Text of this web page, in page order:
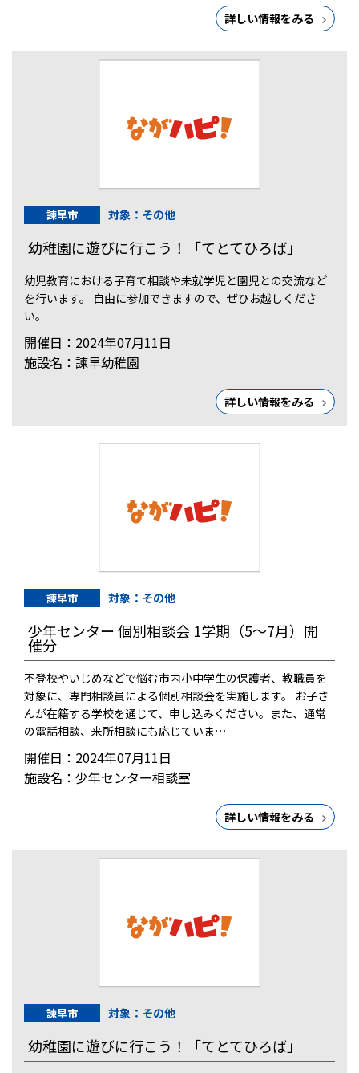
詳しい情報をみる
諫早市 対象：その他
幼稚園に遊びに行こう！「てとてひろば」
幼児教育における子育て相談や未就学児と園児との交流など
を行います。 自由に参加できますので、ぜひお越しくださ
い。
開催日：2024年07月11日
施設名：諫早幼稚園
詳しい情報をみる
諫早市 対象：その他
少年センター 個別相談会 1学期（5～7月）開
催分
不登校やいじめなどで悩む市内小中学生の保護者、教職員を
対象に、専門相談員による個別相談会を実施します。 お子さ
んが在籍する学校を通じて、申し込みください。また、通常
の電話相談、来所相談にも応じていま…
開催日：2024年07月11日
施設名：少年センター相談室
詳しい情報をみる
諫早市 対象：その他
幼稚園に遊びに行こう！「てとてひろば」